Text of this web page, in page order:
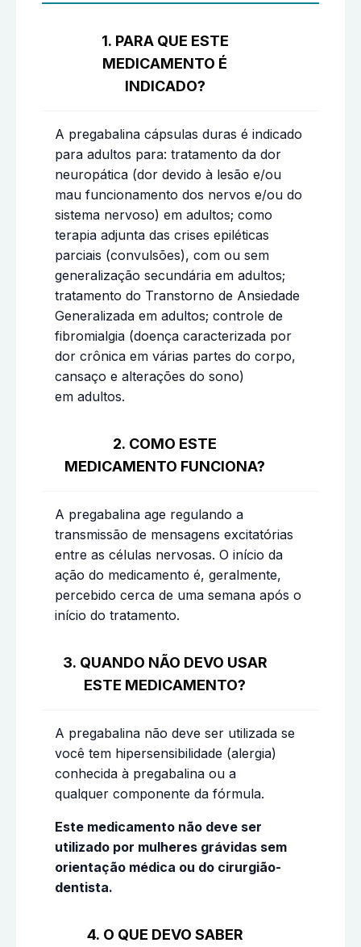
1. PARA QUE ESTE
MEDICAMENTO É
INDICADO?
A pregabalina cápsulas duras é indicado
para adultos para: tratamento da dor
neuropática (dor devido à lesão e/ou
mau funcionamento dos nervos e/ou do
sistema nervoso) em adultos; como
terapia adjunta das crises epiléticas
parciais (convulsões), com ou sem
generalização secundária em adultos;
tratamento do Transtorno de Ansiedade
Generalizada em adultos; controle de
fibromialgia (doença caracterizada por
dor crônica em várias partes do corpo,
cansaço e alterações do sono)
em adultos.
2. COMO ESTE
MEDICAMENTO FUNCIONA?
A pregabalina age regulando a
transmissão de mensagens excitatórias
entre as células nervosas. O início da
ação do medicamento é, geralmente,
percebido cerca de uma semana após o
início do tratamento.
3. QUANDO NÃO DEVO USAR
ESTE MEDICAMENTO?
A pregabalina não deve ser utilizada se
você tem hipersensibilidade (alergia)
conhecida à pregabalina ou a
qualquer componente da fórmula.
Este medicamento não deve ser
utilizado por mulheres grávidas sem
orientação médica ou do cirurgião-
dentista.
4. O QUE DEVO SABER